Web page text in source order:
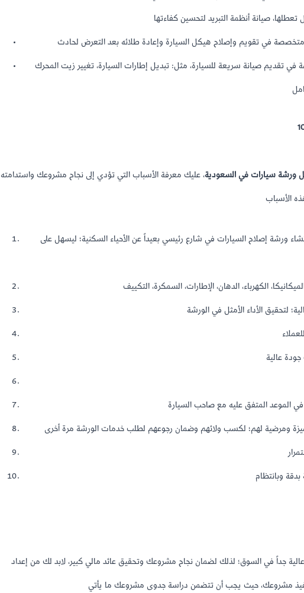
تقديم صيانة سريعة للسيارة، مثل: تبديل إطارات السيارة، تغيير زيت المحرك
ورشة سيارات في السعودية، عليك معرفة الأسباب التي تؤدي إلى نجاح مشروعك واستدامته
ورشة إصلاح السيارات في شارع رئيسي بعيداً عن الأحياء السكنية؛ ليسهل على
عالية جداً في السوق؛ لذلك لضمان نجاح مشروعك وتحقيق عائد مالي كبير، لابد لك من إعداد